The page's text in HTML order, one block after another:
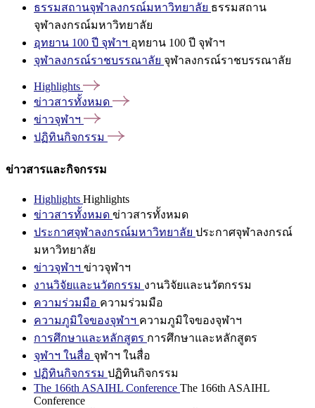
ธรรมสถานจุฬาลงกรณ์มหาวิทยาลัย ธรรมสถาน
จุฬาลงกรณ์มหาวิทยาลัย
อุทยาน 100 ปี จุฬาฯ อุทยาน 100 ปี จุฬาฯ
จุฬาลงกรณ์ราชบรรณาลัย จุฬาลงกรณ์ราชบรรณาลัย
Highlights
ข่าวสารทั้งหมด
ข่าวจุฬาฯ
ปฏิทินกิจกรรม
ข่าวสารและกิจกรรม
Highlights Highlights
ข่าวสารทั้งหมด ข่าวสารทั้งหมด
ประกาศจุฬาลงกรณ์มหาวิทยาลัย ประกาศจุฬาลงกรณ์
มหาวิทยาลัย
ข่าวจุฬาฯ ข่าวจุฬาฯ
งานวิจัยและนวัตกรรม งานวิจัยและนวัตกรรม
ความร่วมมือ ความร่วมมือ
ความภูมิใจของจุฬาฯ ความภูมิใจของจุฬาฯ
การศึกษาและหลักสูตร การศึกษาและหลักสูตร
จุฬาฯ ในสื่อ จุฬาฯ ในสื่อ
ปฏิทินกิจกรรม ปฏิทินกิจกรรม
The 166th ASAIHL Conference The 166th ASAIHL
Conference